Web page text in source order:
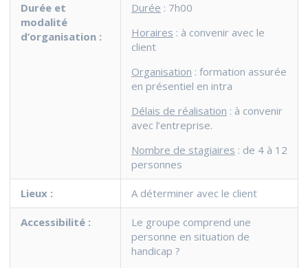
Durée et
modalité
d’organisation :
Durée : 7h00
Horaires : à convenir avec le
client
Organisation : formation assurée
en présentiel en intra
Délais de réalisation : à convenir
avec l’entreprise.
Nombre de stagiaires : de 4 à 12
personnes
Lieux : A déterminer avec le client
Accessibilité :
Le groupe comprend une
personne en situation de
handicap ?